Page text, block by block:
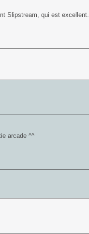
Slipstream, qui est excellent.
arcade ^^